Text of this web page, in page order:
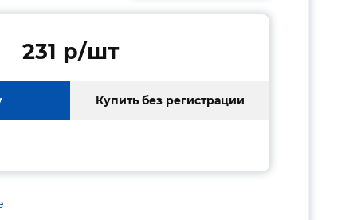
231 p/шт
Купить без регистрации